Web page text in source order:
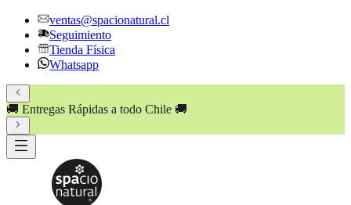
ventas@spacionatural.cl
Seguimiento
Tienda Física
Whatsapp
🚚 Entregas Rápidas a todo Chile 🚚